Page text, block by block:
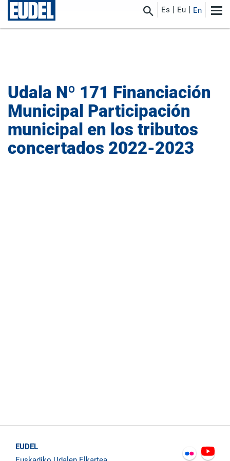
Es Eu En
Udala Nº 171 Financiación
Municipal Participación
municipal en los tributos
concertados 2022-2023
EUDEL